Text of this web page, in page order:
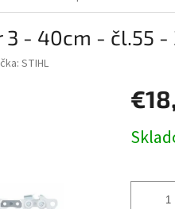
3 - 40cm - čl.55
STIHL
cena: